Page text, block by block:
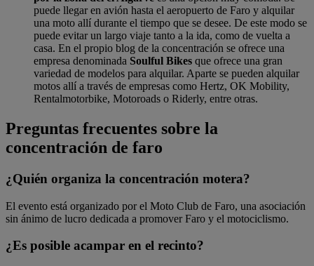
puede llegar en avión hasta el aeropuerto de Faro y alquilar
una moto allí durante el tiempo que se desee. De este modo se
puede evitar un largo viaje tanto a la ida, como de vuelta a
casa. En el propio blog de la concentración se ofrece una
empresa denominada Soulful Bikes que ofrece una gran
variedad de modelos para alquilar. Aparte se pueden alquilar
motos allí a través de empresas como Hertz, OK Mobility,
Rentalmotorbike, Motoroads o Riderly, entre otras.
Preguntas frecuentes sobre la
concentración de faro
¿Quién organiza la concentración motera?
El evento está organizado por el Moto Club de Faro, una asociación
sin ánimo de lucro dedicada a promover Faro y el motociclismo.
¿Es posible acampar en el recinto?